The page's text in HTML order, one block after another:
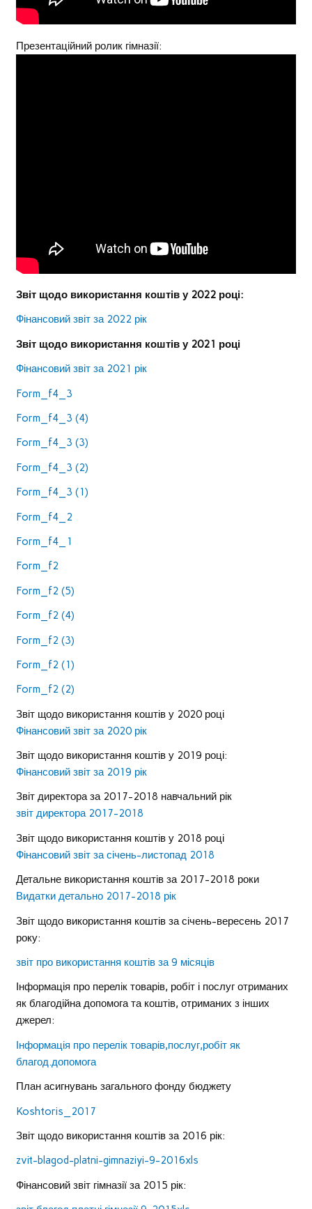
Презентаційний ролик гімназії:
Звіт щодо використання коштів у 2022 році:
Фінансовий звіт за 2022 рік
Звіт щодо використання коштів у 2021 році
Фінансовий звіт за 2021 рік
Form_f4_3
Form_f4_3 (4)
Form_f4_3 (3)
Form_f4_3 (2)
Form_f4_3 (1)
Form_f4_2
Form_f4_1
Form_f2
Form_f2 (5)
Form_f2 (4)
Form_f2 (3)
Form_f2 (1)
Form_f2 (2)
Звіт щодо використання коштів у 2020 році
Фінансовий звіт за 2020 рік
Звіт щодо використання коштів у 2019 році:
Фінансовий звіт за 2019 рік
Звіт директора за 2017-2018 навчальний рік
звіт директора 2017-2018
Звіт щодо використання коштів у 2018 році
Фінансовий звіт за січень-листопад 2018
Детальне використання коштів за 2017-2018 роки
Видатки детально 2017-2018 рік
Звіт щодо використання коштів за січень-вересень 2017
року:
звіт про використання коштів за 9 місяців
Інформація про перелік товарів, робіт і послуг отриманих
як благодійна допомога та коштів, отриманих з інших
джерел:
Інформація про перелік товарів,послуг,робіт як
благод.допомога
План асигнувань загального фонду бюджету
Koshtoris_2017
Звіт щодо використання коштів за 2016 рік:
zvit-blagod-platni-gimnaziyi-9-2016xls
Фінансовий звіт гімназії за 2015 рік: